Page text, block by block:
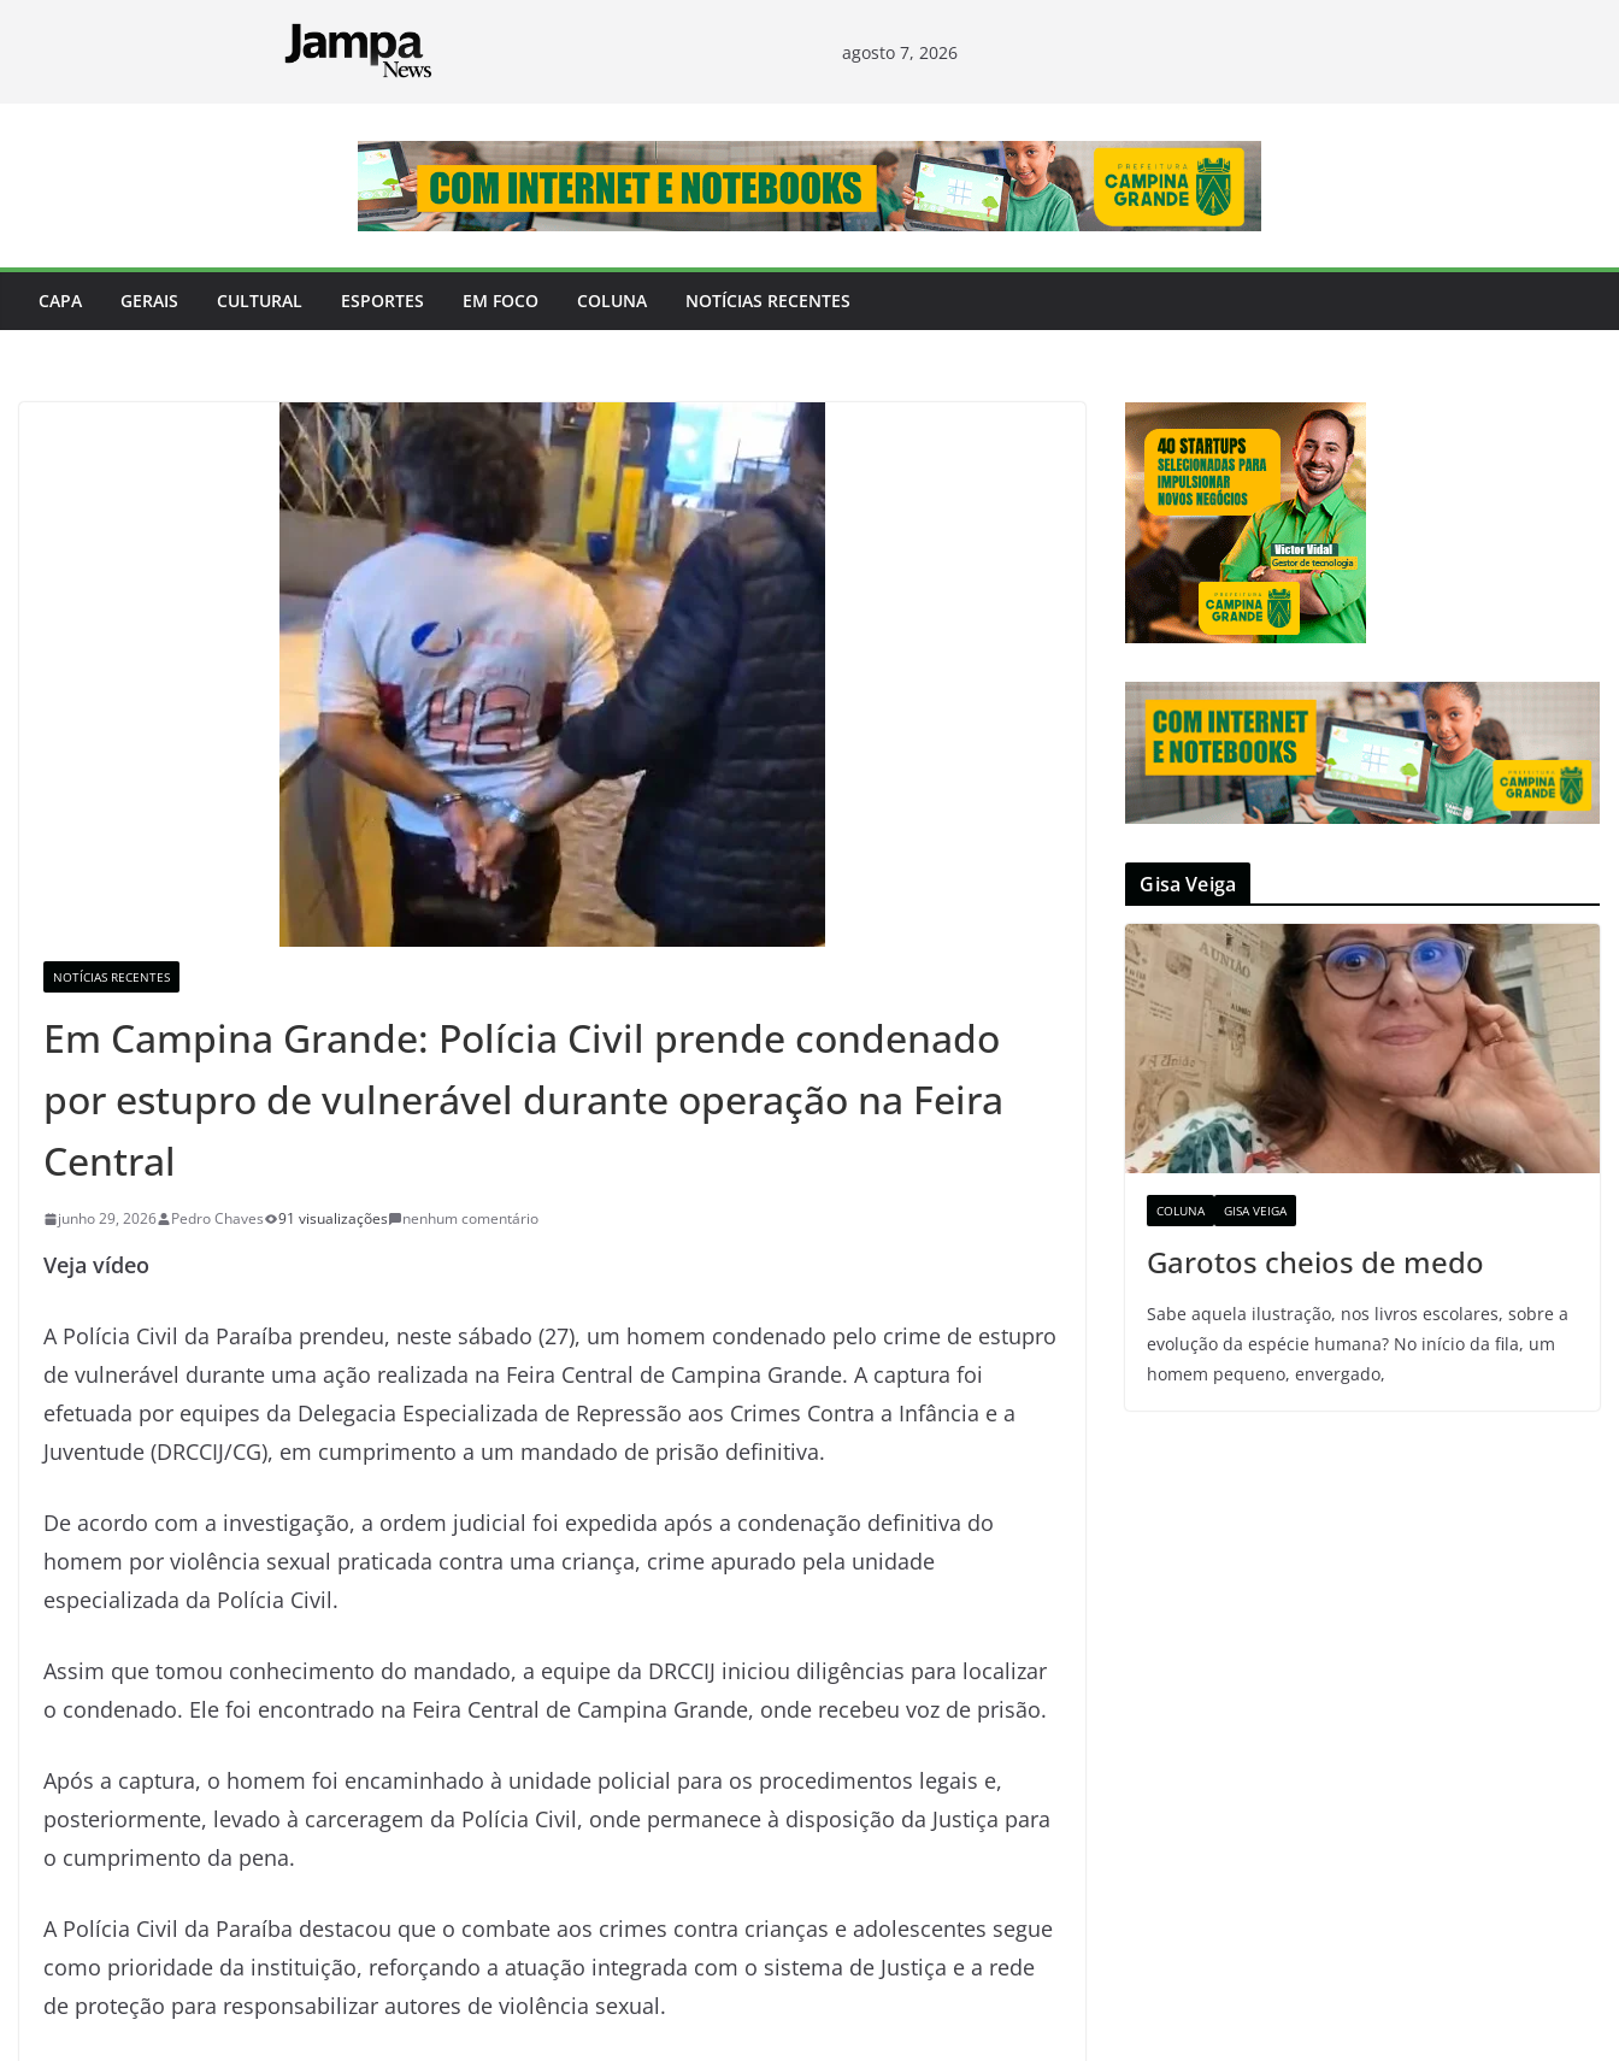
agosto 7, 2026
CAPA GERAIS CULTURAL ESPORTES EM FOCO COLUNA NOTÍCIAS RECENTES
NOTÍCIAS RECENTES
Em Campina Grande: Polícia Civil prende condenado
por estupro de vulnerável durante operação na Feira
Central
junho 29, 2026 Pedro Chaves 91 visualizações nenhum comentário
Veja vídeo
A Polícia Civil da Paraíba prendeu, neste sábado (27), um homem condenado pelo crime de estupro
de vulnerável durante uma ação realizada na Feira Central de Campina Grande. A captura foi
efetuada por equipes da Delegacia Especializada de Repressão aos Crimes Contra a Infância e a
Juventude (DRCCIJ/CG), em cumprimento a um mandado de prisão definitiva.
De acordo com a investigação, a ordem judicial foi expedida após a condenação definitiva do
homem por violência sexual praticada contra uma criança, crime apurado pela unidade
especializada da Polícia Civil.
Assim que tomou conhecimento do mandado, a equipe da DRCCIJ iniciou diligências para localizar
o condenado. Ele foi encontrado na Feira Central de Campina Grande, onde recebeu voz de prisão.
Após a captura, o homem foi encaminhado à unidade policial para os procedimentos legais e,
posteriormente, levado à carceragem da Polícia Civil, onde permanece à disposição da Justiça para
o cumprimento da pena.
A Polícia Civil da Paraíba destacou que o combate aos crimes contra crianças e adolescentes segue
como prioridade da instituição, reforçando a atuação integrada com o sistema de Justiça e a rede
de proteção para responsabilizar autores de violência sexual.
Gisa Veiga
COLUNA GISA VEIGA
Garotos cheios de medo
Sabe aquela ilustração, nos livros escolares, sobre a
evolução da espécie humana? No início da fila, um
homem pequeno, envergado,